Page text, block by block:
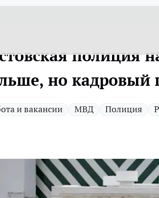
полиция
но кадровый
и вакансии МВД Полиция